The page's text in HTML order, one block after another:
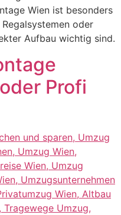
Wien ist besonders
oder
Aufbau wichtig sind.
Profi